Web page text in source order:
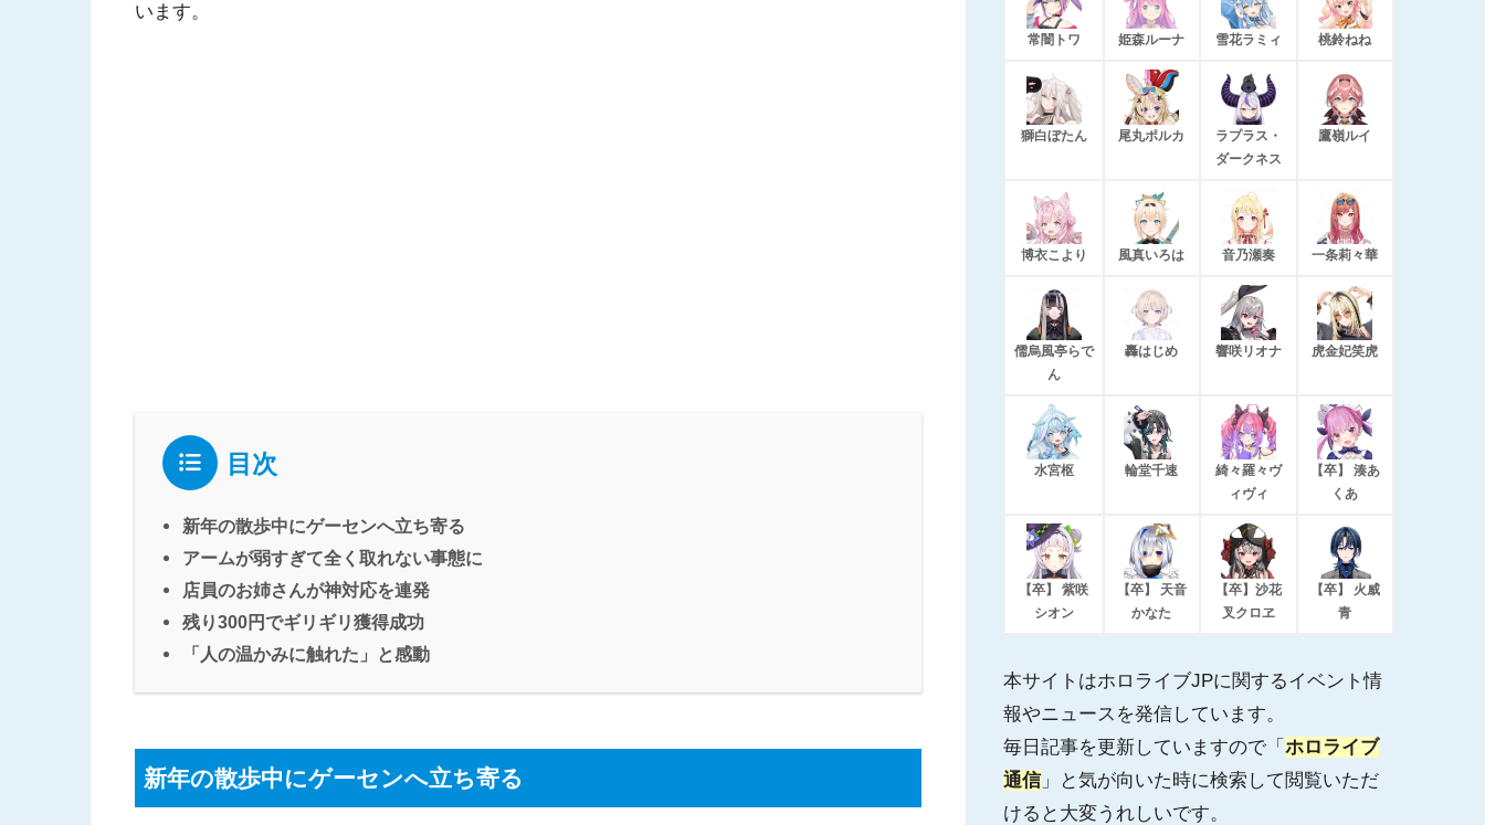
います。
目次
新年の散歩中にゲーセンへ立ち寄る
アームが弱すぎて全く取れない事態に
店員のお姉さんが神対応を連発
残り300円でギリギリ獲得成功
「人の温かみに触れた」と感動
新年の散歩中にゲーセンへ立ち寄る
常闇トワ 姫森ルーナ 雪花ラミィ 桃鈴ねね
獅白ぼたん 尾丸ポルカ
ラプラス・
ダークネス
鷹嶺ルイ
博衣こより 風真いろは 音乃瀬奏 一条莉々華
儒烏風亭らで
ん
轟はじめ 響咲リオナ 虎金妃笑虎
水宮枢 輪堂千速
綺々羅々ヴ
ィヴィ
【卒】 湊あ
くあ
【卒】 紫咲
シオン
【卒】 天音
かなた
【卒】沙花
叉クロヱ
【卒】 火威
青
本サイトはホロライブJPに関するイベント情
報やニュースを発信しています。
毎日記事を更新していますので「 ホロライブ
通信」と気が向いた時に検索して閲覧いただ
けると大変うれしいです。